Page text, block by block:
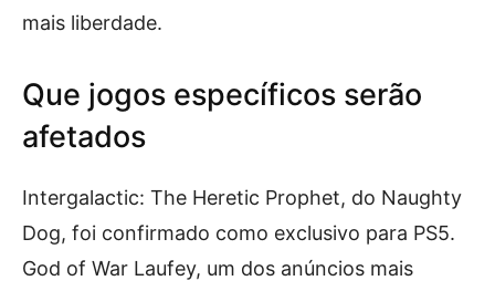
mais liberdade.
Que jogos específicos serão
afetados
Intergalactic: The Heretic Prophet, do Naughty
Dog, foi confirmado como exclusivo para PS5.
God of War Laufey, um dos anúncios mais